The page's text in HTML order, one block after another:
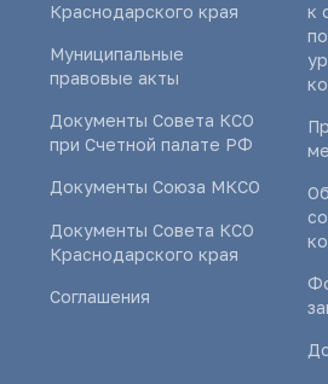
Краснодарского края
Муниципальные
правовые акты
Документы Совета КСО
при Счетной палате РФ
Документы Союза МКСО
Документы Совета КСО
Краснодарского края
Соглашения
к